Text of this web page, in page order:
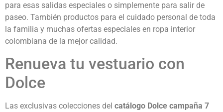
para esas salidas especiales o simplemente para salir de
paseo. También productos para el cuidado personal de toda
la familia y muchas ofertas especiales en ropa interior
colombiana de la mejor calidad.
Renueva tu vestuario con
Dolce
Las exclusivas colecciones del catálogo Dolce campaña 7